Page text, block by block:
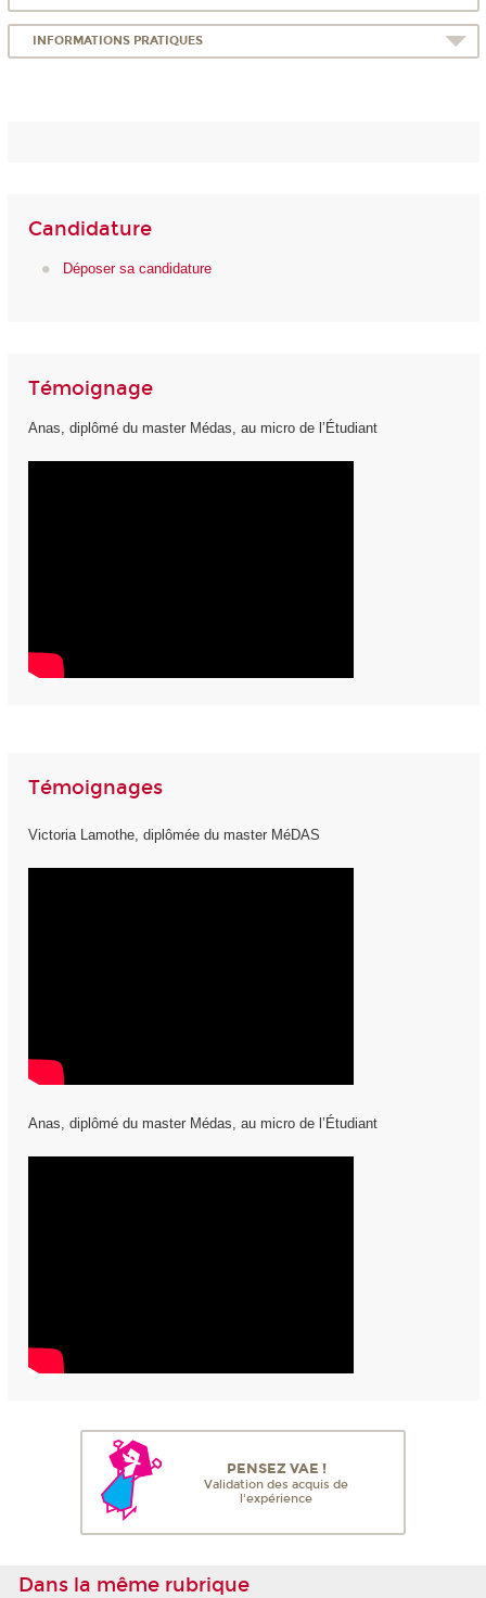
INFORMATIONS PRATIQUES
Candidature
Déposer sa candidature
Témoignage
Anas, diplômé du master Médas, au micro de l’Étudiant
Témoignages
Victoria Lamothe, diplômée du master MéDAS
Anas, diplômé du master Médas, au micro de l’Étudiant
PENSEZ VAE !
Validation des acquis de
l'expérience
Dans la même rubrique